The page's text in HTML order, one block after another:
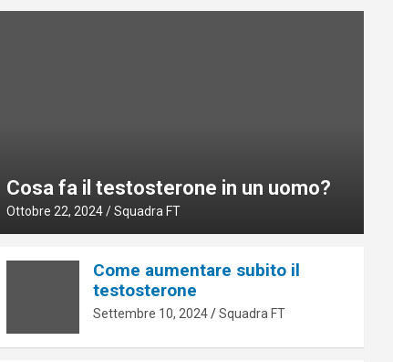
Cosa fa il testosterone in un uomo?
Ottobre 22, 2024 Squadra FT
Come aumentare subito il
testosterone
Settembre 10, 2024 Squadra FT